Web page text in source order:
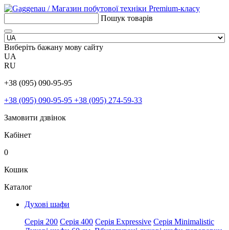
Пошук товарів
Виберіть бажану мову сайту
UA
RU
+38 (095) 090-95-95
+38 (095) 090-95-95 +38 (095) 274-59-33
Замовити дзвінок
Кабінет
0
Кошик
Каталог
Духові шафи
Серія 200 Серія 400 Серія Expressive Серія Minimalistic